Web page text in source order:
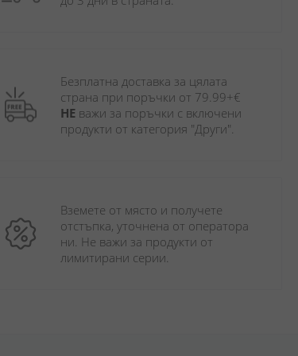
Безплатна доставка за цялата
НЕ важи за поръчки с включени
продукти от категория "Други".
Вземете от място и получете
отстъпка, уточнена от оператора
ни. Не важи за продукти от
лимитирани серии.